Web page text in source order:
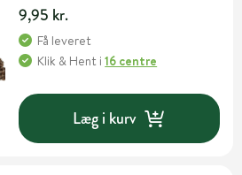
9,95 kr.
Få leveret
Klik & Hent i16 centre
Læg i kurv